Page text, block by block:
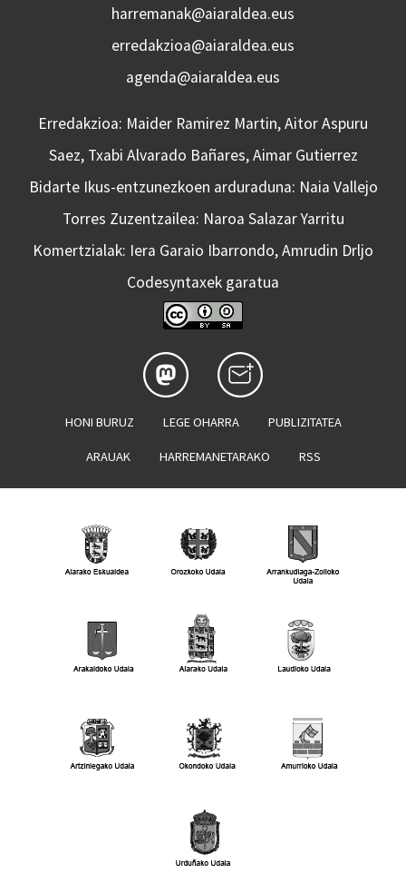
harremanak@aiaraldea.eus
erredakzioa@aiaraldea.eus
agenda@aiaraldea.eus
Erredakzioa: Maider Ramirez Martin, Aitor Aspuru
Saez, Txabi Alvarado Bañares, Aimar Gutierrez
Bidarte Ikus-entzunezkoen arduraduna: Naia Vallejo
Torres Zuzentzailea: Naroa Salazar Yarritu
Komertzialak: Iera Garaio Ibarrondo, Amrudin Drljo
Codesyntaxek garatua
HONI BURUZ LEGE OHARRA PUBLIZITATEA
ARAUAK HARREMANETARAKO RSS